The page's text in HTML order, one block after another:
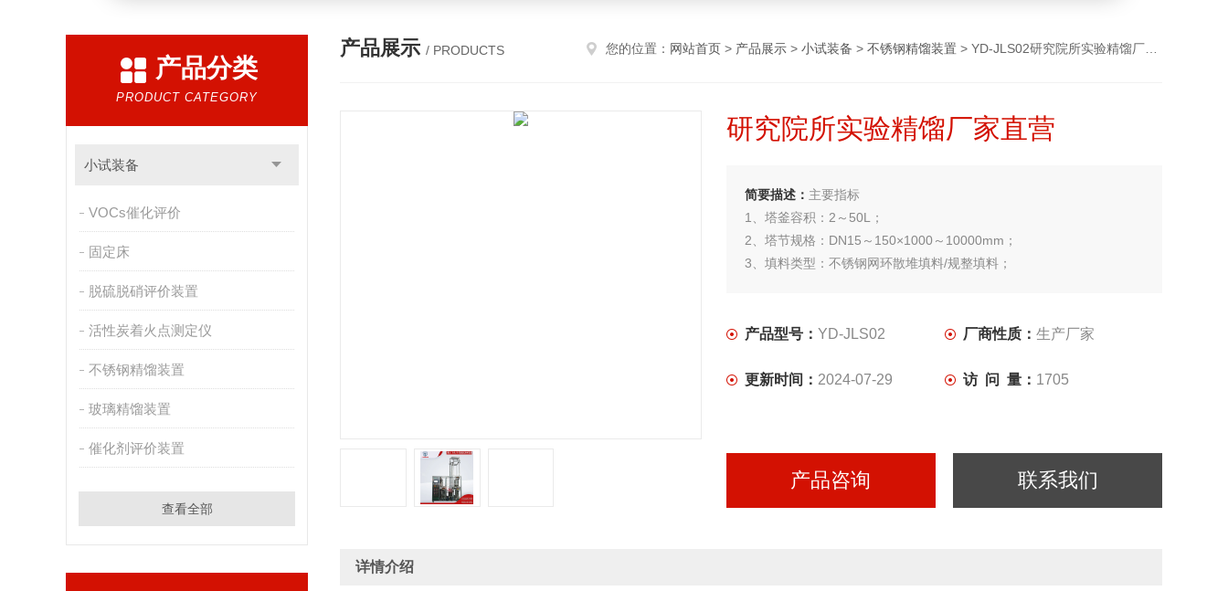
产品分类
PRODUCT CATEGORY
小试装备
VOCs催化评价
固定床
脱硫脱硝评价装置
活性炭着火点测定仪
不锈钢精馏装置
玻璃精馏装置
催化剂评价装置
查看全部
产品展示 / PRODUCTS 您的位置： 网站首页 > 产品展示 > 小试装备 > 不锈钢精馏装置 > YD-JLS02研究院所实验精馏厂家直营
研究院所实验精馏厂家直营
简要描述： 主要指标
1、塔釜容积：2～50L；
2、塔节规格：DN15～150×1000～10000mm；
3、填料类型：不锈钢网环散堆填料/规整填料；
6、物联网形式：wifi环境/5G/4G ；
产品型号： YD-JLS02 厂商性质： 生产厂家
更新时间： 2024-07-29 访 问 量： 1705
产品咨询 联系我们
详情介绍